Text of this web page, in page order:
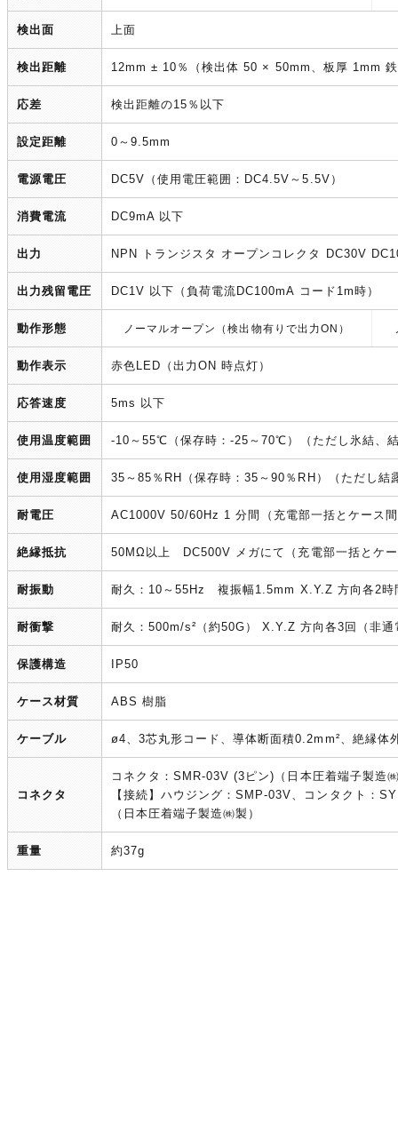
検出面 上面
検出距離 12mm ± 10％（検出体 50 × 50mm、板厚 1mm
応差 検出距離の15％以下
設定距離 0～9.5mm
電源電圧 DC5V（使用電圧範囲：DC4.5V～5.5V）
消費電流 DC9mA 以下
出力 NPN トランジスタ オープンコレクタ DC30V
出力残留電圧 DC1V 以下（負荷電流DC100mA コード1m時）
動作形態 ノーマルオープン（検出物有りで出力ON）
動作表示 赤色LED（出力ON 時点灯）
応答速度 5ms 以下
使用温度範囲 -10～55℃（保存時：-25～70℃）（ただし氷結、
使用湿度範囲 35～85％RH（保存時：35～90％RH）（ただし結
耐電圧 AC1000V 50/60Hz 1 分間（充電部一括とケース
絶縁抵抗 50MΩ以上 DC500V メガにて（充電部一括とケ
耐振動 耐久：10～55Hz 複振幅1.5mm X.Y.Z 方向各2時
耐衝撃 耐久：500m/s²（約50G） X.Y.Z 方向各3回（非通
保護構造 IP50
ケース材質 ABS 樹脂
ケーブル ø4、3芯丸形コード、導体断面積0.2mm²、絶縁
コネクタ
コネクタ：SMR-03V (3ピン)（日本圧着端子製造
【接続】ハウジング：SMP-03V、コンタクト：
（日本圧着端子製造㈱製）
重量 約37g